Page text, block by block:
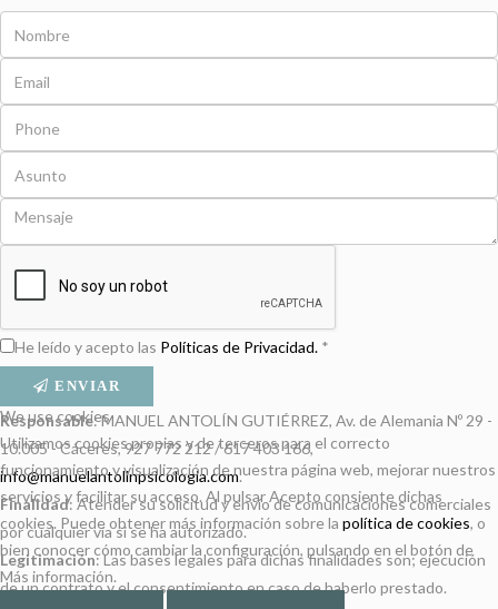
He leído y acepto las Políticas de Privacidad. *
ENVIAR
Responsable: MANUEL ANTOLÍN GUTIÉRREZ, Av. de Alemania Nº 29 -
10.005 - Cáceres, 927 772 212 / 617 403 166,
info@manuelantolinpsicologia.com.
Finalidad: Atender su solicitud y envío de comunicaciones comerciales
por cualquier vía si se ha autorizado.
Legitimación: Las bases legales para dichas finalidades son; ejecución
de un contrato y el consentimiento en caso de haberlo prestado.
We use cookies
Utilizamos cookies propias y de terceros para el correcto
funcionamiento y visualización de nuestra página web, mejorar nuestros
servicios y facilitar su acceso. Al pulsar Acepto consiente dichas
cookies. Puede obtener más información sobre la política de cookies, o
bien conocer cómo cambiar la configuración, pulsando en el botón de
Más información.